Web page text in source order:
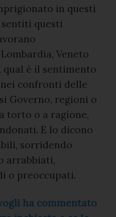
in questi
sentiti questi
Veneto
qual è il sentimento
confronti delle
Governo, regioni o
torto o a ragione,
E lo dicono
sorridendo
arrabbiati,
o preoccupati.
ha commentato